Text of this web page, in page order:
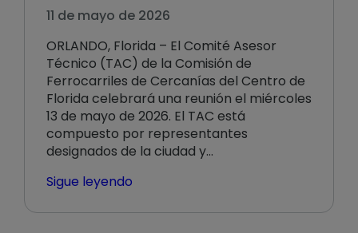
11 de mayo de 2026
ORLANDO, Florida – El Comité Asesor
Técnico (TAC) de la Comisión de
Ferrocarriles de Cercanías del Centro de
Florida celebrará una reunión el miércoles
13 de mayo de 2026. El TAC está
compuesto por representantes
designados de la ciudad y…
Sigue leyendo